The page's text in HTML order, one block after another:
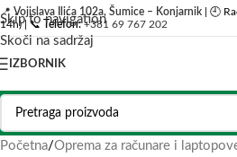
Skip to navigation
Skoči na sadržaj
📍 Vojislava Ilića 102a, Šumice – Konjarnik | 🕘
14h) | 📞 Telefon:+381 69 767 202
IZBORNIK
Početna/Oprema za računare i